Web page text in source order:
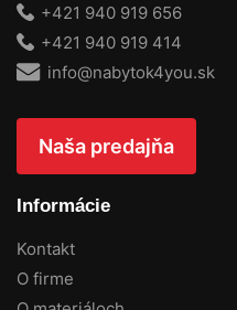
+421 940 919 656
+421 940 919 414
info@nabytok4you.sk
Naša predajňa
Informácie
Kontakt
O firme